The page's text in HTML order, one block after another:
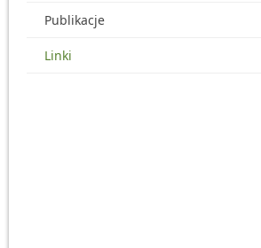
Publikacje
Linki